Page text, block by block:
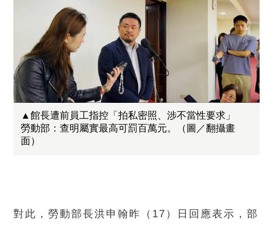
▲館長遭前員工指控「拍私密照、涉不當性要求」
勞動部：查明屬實最高可罰百萬元。（圖／翻攝畫
面）
對此，勞動部長洪申翰昨（17）日回應表示，部